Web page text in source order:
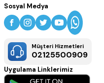
Sosyal Medya
Müşteri Hizmetleri
02125500909
Uygulama Linklerimiz